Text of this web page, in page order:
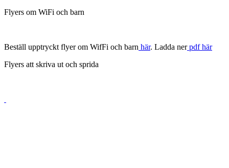
Flyers om WiFi och barn
Beställ upptryckt flyer om WifFi och barn här. Ladda nerpdf här
Flyers att skriva ut och sprida